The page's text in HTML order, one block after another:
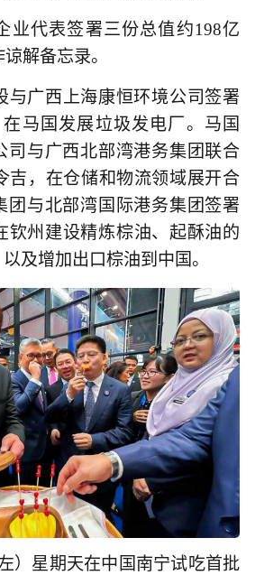
业代表签署三份总值约198亿
解备忘录。
与广西上海康恒环境公司签署
马国发展垃圾发电厂。马国
司与广西北部湾港务集团联合
吉，在仓储和物流领域展开合
团与北部湾国际港务集团签署
钦州建设精炼棕油、起酥油的
及增加出口棕油到中国。
）星期天在中国南宁试吃首批